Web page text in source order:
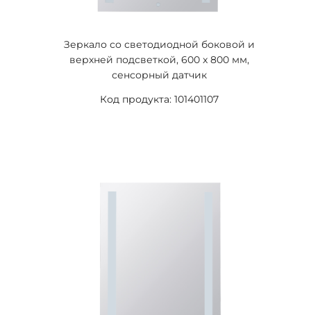
Зеркало со светодиодной боковой и
верхней подсветкой, 600 x 800 мм,
сенсорный датчик
Код продукта: 101401107